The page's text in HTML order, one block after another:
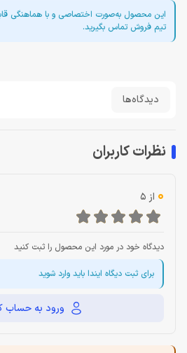
این محصول به‌صورت اختصاصی و با هماهنگی
تیم فروش تماس بگیرید.
دیدگاه‌ها
نظرات کاربران
0 از 5
دیدگاه خود در مورد این محصول را ثبت کنید
برای ثبت دیگاه ایندا باید وارد شوید
ورود به حساب